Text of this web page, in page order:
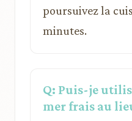
poursuivez la
minutes.
Q: Puis-je
mer frais au